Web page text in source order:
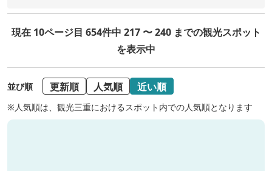
現在 10ページ目 654件中 217 〜 240 までの観光スポット
を表示中
並び順 更新順 人気順 近い順
※人気順は、観光三重におけるスポット内での人気順となります